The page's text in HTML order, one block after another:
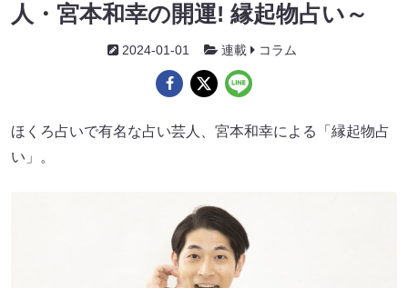
人・宮本和幸の開運! 縁起物占い～
2024-01-01 連載 コラム
ほくろ占いで有名な占い芸人、宮本和幸による「縁起物占
い」。